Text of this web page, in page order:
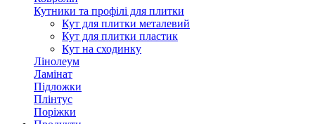
Кутники та профілі для плитки
Кут для плитки металевий
Кут для плитки пластик
Кут на сходинку
Лінолеум
Ламінат
Підложки
Плінтус
Поріжки